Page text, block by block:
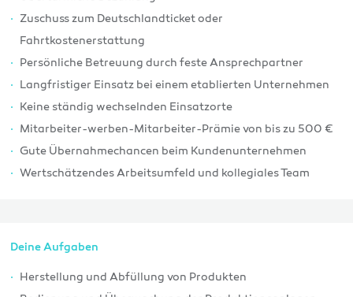
Zuschuss zum Deutschlandticket oder
Fahrtkostenerstattung
Persönliche Betreuung durch feste Ansprechpartner
Langfristiger Einsatz bei einem etablierten Unternehmen
Keine ständig wechselnden Einsatzorte
Mitarbeiter-werben-Mitarbeiter-Prämie von bis zu 500 €
Gute Übernahmechancen beim Kundenunternehmen
Wertschätzendes Arbeitsumfeld und kollegiales Team
Deine Aufgaben
Herstellung und Abfüllung von Produkten